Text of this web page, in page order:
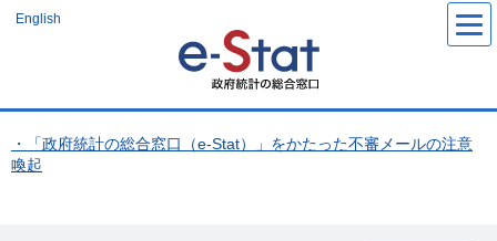
ツ
移
動
English
・「政府統計の総合窓口（e-Stat）」をかたった不審メールの注意
喚起